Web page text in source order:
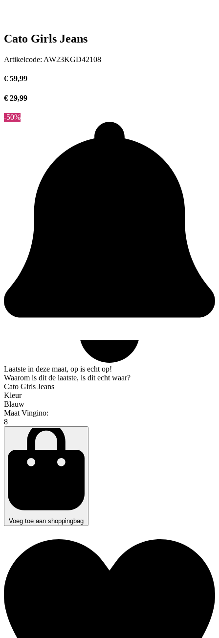
Cato Girls Jeans
Artikelcode: AW23KGD42108
€ 59,99
€ 29,99
-50%
Laatste in deze maat, op is echt op!
Waarom is dit de laatste, is dit echt waar?
Cato Girls Jeans
Kleur
Blauw
Maat Vingino:
8
Voeg toe aan shoppingbag